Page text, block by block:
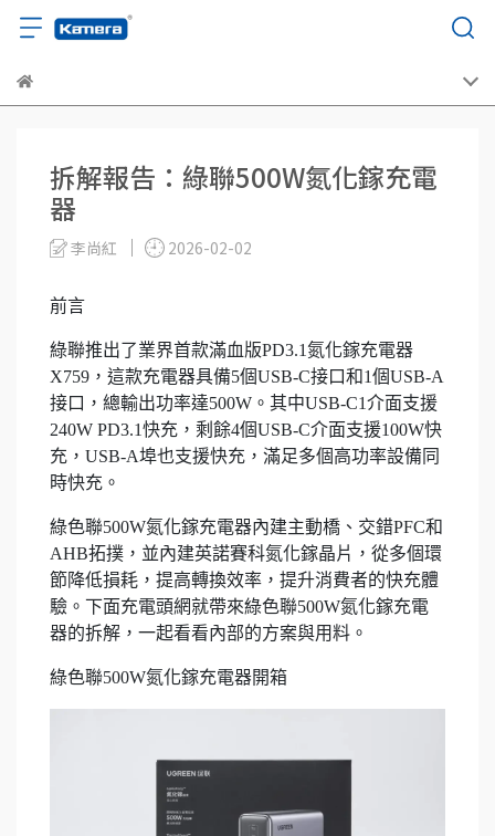
拆解報告：綠聯500W氮化鎵充電
器
李尚紅 2026-02-02
前言
綠聯推出了業界首款滿血版PD3.1氮化鎵充電器
X759，這款充電器具備5個USB-C接口和1個USB-A
接口，總輸出功率達500W。其中USB-C1介面支援
240W PD3.1快充，剩餘4個USB-C介面支援100W快
充，USB-A埠也支援快充，滿足多個高功率設備同
時快充。
綠色聯500W氮化鎵充電器內建主動橋、交錯PFC和
AHB拓撲，並內建英諾賽科氮化鎵晶片，從多個環
節降低損耗，提高轉換效率，提升消費者的快充體
驗。下面充電頭網就帶來綠色聯500W氮化鎵充電
器的拆解，一起看看內部的方案與用料。
綠色聯500W氮化鎵充電器開箱